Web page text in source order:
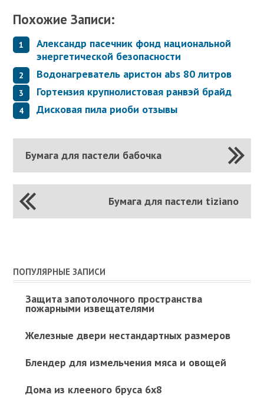
Похожие Записи:
Александр пасечник фонд национальной
энергетической безопасности
Водонагреватель аристон abs 80 литров
Гортензия крупнолистовая ранвэй брайд
Дисковая пила риоби отзывы
Бумага для пастели бабочка
Бумага для пастели tiziano
ПОПУЛЯРНЫЕ ЗАПИСИ
Защита запотолочного пространства
пожарными извещателями
Железные двери нестандартных размеров
Блендер для измельчения мяса и овощей
Дома из клееного бруса 6х8